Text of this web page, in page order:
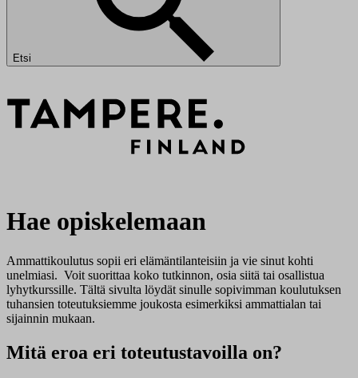
Etsi
Hae opiskelemaan
Ammattikoulutus sopii eri elämäntilanteisiin ja vie sinut kohti
unelmiasi. Voit suorittaa koko tutkinnon, osia siitä tai osallistua
lyhytkurssille. Tältä sivulta löydät sinulle sopivimman koulutuksen
tuhansien toteutuksiemme joukosta esimerkiksi ammattialan tai
sijainnin mukaan.
Mitä eroa eri toteutustavoilla on?